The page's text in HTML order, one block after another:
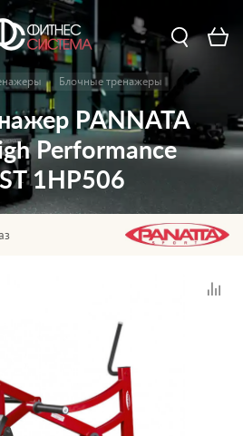
Блочные тренажеры
PANNATA
Performance
1HP506